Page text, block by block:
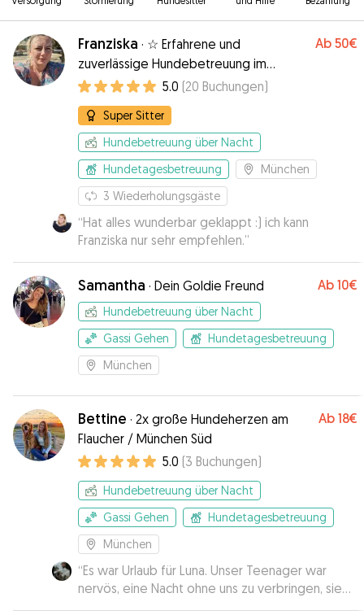
Franziska · ☆ Erfahrene und
zuverlässige Hundebetreuung im
Münchner Süden ☆
Ab 50€
5.0 (20 Buchungen)
Super Sitter
Hundebetreuung über Nacht
Hundetagesbetreuung
München
3 Wiederholungsgäste
“Hat alles wunderbar geklappt :) ich kann
Franziska nur sehr empfehlen.”
Samantha · Dein Goldie Freund Ab 10€
Hundebetreuung über Nacht
Gassi Gehen
Hundetagesbetreuung
München
Bettine · 2x große Hundeherzen am
Flaucher / München Süd
Ab 18€
5.0 (3 Buchungen)
Hundebetreuung über Nacht
Gassi Gehen
Hundetagesbetreuung
München
“Es war Urlaub für Luna. Unser Teenager war
nervös, eine Nacht ohne uns zu verbringen, sie
ist aber vollkommen entspannt